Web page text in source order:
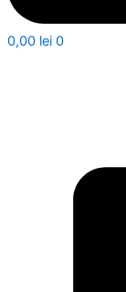
0,00 lei 0